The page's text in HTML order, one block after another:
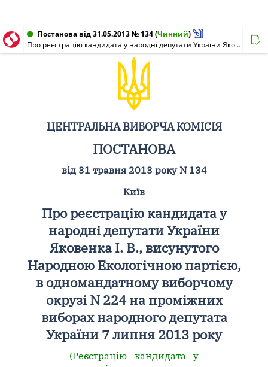
Постанова від 31.05.2013 № 134(Чинний)
Про реєстрацію кандидата у народні депутати України Яковенка І. В., висунутого Народною Екологічною партією, в одномандатному виборчому окрузі N 224 на проміжних виборах народного депутата України 7 липня 2013 року
ЦЕНТРАЛЬНА ВИБОРЧА КОМІСІЯ
ПОСТАНОВА
від 31 травня 2013 року N 134
Київ
Про реєстрацію кандидата у
народні депутати України
Яковенка І. В., висунутого
Народною Екологічною партією,
в одномандатному виборчому
окрузі N 224 на проміжних
виборах народного депутата
України 7 липня 2013 року
(Реєстрацію кандидата у